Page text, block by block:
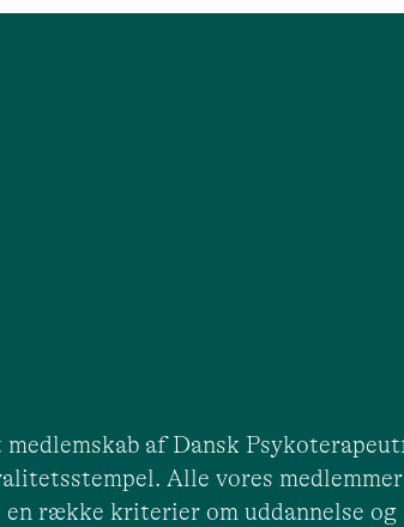
medlemskab af Dansk
Alle vores
række kriterier om uddannelse